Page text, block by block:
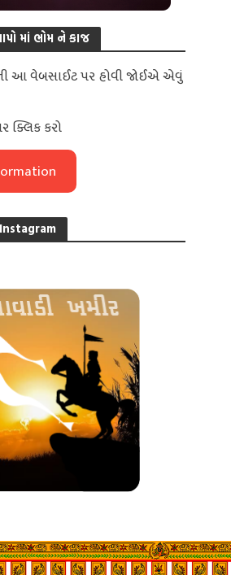
માં ભોમ ને કાજ
આ વેબસાઈટ પર હોવી જોઈએ એવું
ક્લિક કરો